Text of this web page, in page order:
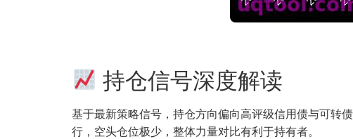
持仓信号深度解读
基于最新策略信号，持仓方向偏向高评级信用债与可转
行，空头仓位极少，整体力量对比有利于持有者。